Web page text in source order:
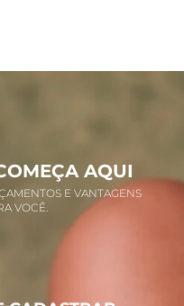
AQUI
E VANTAGENS
VOCÊ.